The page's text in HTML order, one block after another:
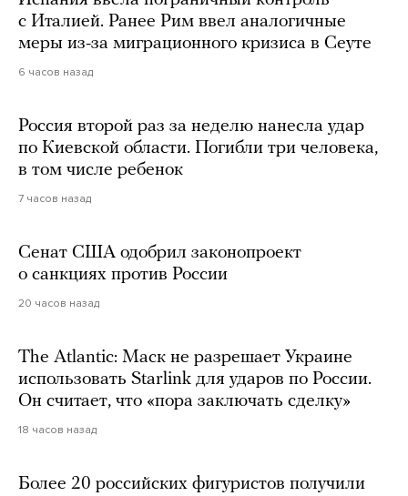
с Италией. Ранее Рим ввел аналогичные
меры из-за миграционного кризиса в Сеуте
6 часов назад
Россия второй раз за неделю нанесла удар
по Киевской области. Погибли три человека,
в том числе ребенок
7 часов назад
Сенат США одобрил законопроект
о санкциях против России
20 часов назад
The Atlantic: Маск не разрешает Украине
использовать Starlink для ударов по России.
Он считает, что «пора заключать сделку»
18 часов назад
Более 20 российских фигуристов получили